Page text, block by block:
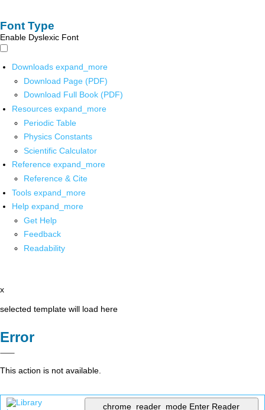
Font Type
Enable Dyslexic Font
Downloads expand_more
Download Page (PDF)
Download Full Book (PDF)
Resources expand_more
Periodic Table
Physics Constants
Scientific Calculator
Reference expand_more
Reference & Cite
Tools expand_more
Help expand_more
Get Help
Feedback
Readability
x
selected template will load here
Error
This action is not available.
chrome_reader_mode Enter Reader